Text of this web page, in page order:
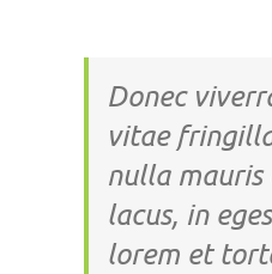
Donec
vitae
nulla mauris
lacus, in
lorem et